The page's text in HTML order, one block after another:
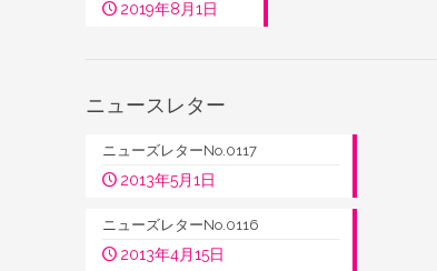
2019年8月1日
ニュースレター
ニューズレターNo.0117
2013年5月1日
ニューズレターNo.0116
2013年4月15日